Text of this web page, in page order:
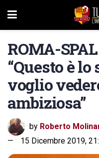
ROMA-
“Questo è
voglio
ambiziosa”
by Roberto
15 Dicembre 2019,